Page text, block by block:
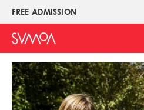
Skip
main
content
FREE ADMISSION
Upper
Menu
Image